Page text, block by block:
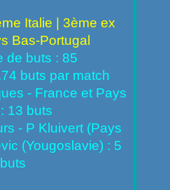
Italie | 3ème ex
Bas-Portugal
de buts : 85
buts par match
- France et Pays
13 buts
- P Kluivert (Pays
(Yougoslavie) : 5
buts